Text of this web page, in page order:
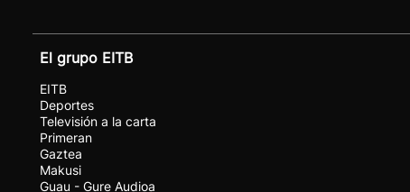
El grupo EITB
EITB
Deportes
Televisión a la carta
Primeran
Gaztea
Makusi
Guau - Gure Audioa